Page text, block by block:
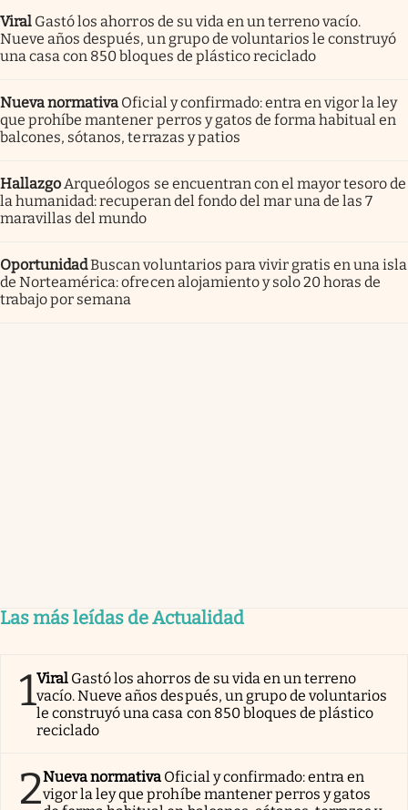
Viral Gastó los ahorros de su vida en un terreno vacío.
Nueve años después, un grupo de voluntarios le construyó
una casa con 850 bloques de plástico reciclado
Nueva normativa Oficial y confirmado: entra en vigor la ley
que prohíbe mantener perros y gatos de forma habitual en
balcones, sótanos, terrazas y patios
Hallazgo Arqueólogos se encuentran con el mayor tesoro de
la humanidad: recuperan del fondo del mar una de las 7
maravillas del mundo
OportunidadBuscan voluntarios para vivir gratis en una isla
de Norteamérica: ofrecen alojamiento y solo 20 horas de
trabajo por semana
Las más leídas de Actualidad
1Viral Gastó los ahorros de su vida en un terreno
vacío. Nueve años después, un grupo de voluntarios
le construyó una casa con 850 bloques de plástico
reciclado
2Nueva normativa Oficial y confirmado: entra en
vigor la ley que prohíbe mantener perros y gatos